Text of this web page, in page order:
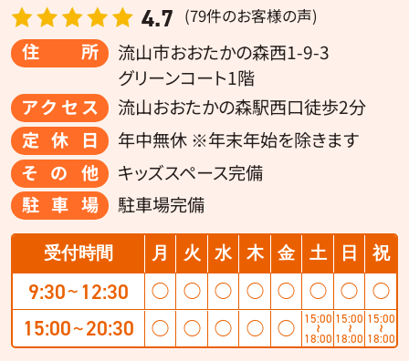
4.7 (79件のお客様の声)
住所
流山市おおたかの森西1-9-3
グリーンコート1階
アクセス
流山おおたかの森駅西口徒歩2分
定休日
年中無休 ※年末年始を除きます
その他
キッズスペース完備
駐車場
駐車場完備
受付時間 月 火 水 木 金 土 日 祝
9:30 〜 12:30 ◯ ◯ ◯ ◯ ◯ ◯ ◯ ◯
15:00 〜 20:30 ◯ ◯ ◯ ◯ ◯ 15:00
〜
18:00
15:00
〜
18:00
15:00
〜
18:00